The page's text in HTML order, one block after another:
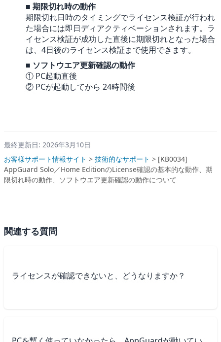
■ 期限切れ時の動作
期限切れ日時のタイミングでライセンス検証が行われ
た場合には即日ディアクティベーションされます。ラ
イセンス検証が成功した直後に期限切れとなった場合
は、4日後のライセンス検証まで使用できます。
■ ソフトウエア更新確認の動作
① PC起動直後
② PCが起動してから 24時間後
最終更新日: 2026年3月10日
お客様サポート情報サイト > 技術的なサポート > [KB0034]
AppGuard Solo／Home EditionのLicense確認の基本的な動作、期
限切れ時の動作、ソフトウエア更新確認の動作について
関連する質問
ライセンスが確認できないと、どうなりますか？